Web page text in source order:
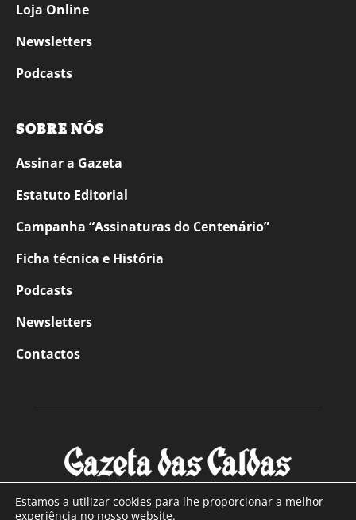
Loja Online
Newsletters
Podcasts
SOBRE NÓS
Assinar a Gazeta
Estatuto Editorial
Campanha “Assinaturas do Centenário”
Ficha técnica e História
Podcasts
Newsletters
Contactos
Estamos a utilizar cookies para lhe proporcionar a melhor
experiência no nosso website.